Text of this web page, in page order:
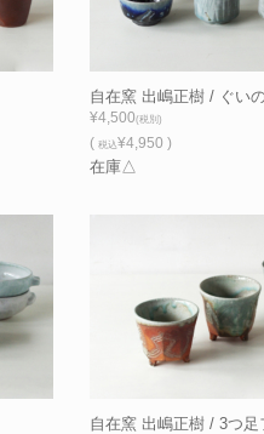
自在窯 出嶋正樹 / ぐい
¥4,500(税別)
( 税込¥4,950 )
在庫△
自在窯 出嶋正樹 / 3つ足